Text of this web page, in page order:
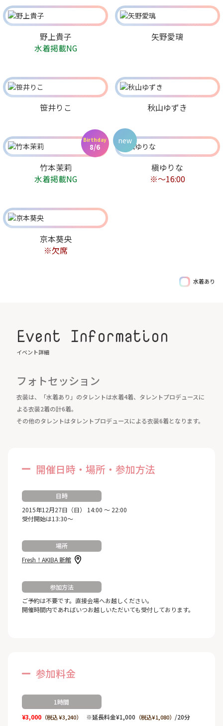
野上貴子
水着掲載NG
Birthday
8/6
矢野愛璃
笹井りこ 秋山ゆずき
竹本茉莉
水着掲載NG
槇ゆりな
※～16:00
new
京本葵央
※欠席
水着あり
Event Information
イベント詳細
フォトセッション
衣装は、「水着あり」のタレントは水着4着、タレントプロデュースに
よる衣装2着の計6着。
その他のタレントはタレントプロデュースによる衣装6着となります。
開催日時・場所・参加方法
日時
2015年12月27日（日） 14:00 ～ 22:00
受付開始は13:30～
場所
Fresh！AKIBA 新館
参加方法
ご予約は不要です。直接会場へお越しください。
開催時間内であればいつお越しいただいても受付しております。
参加料金
1時間
¥3,000（税込 ¥3,240） ※延長料金¥1,000 （税込¥1,080） /20分